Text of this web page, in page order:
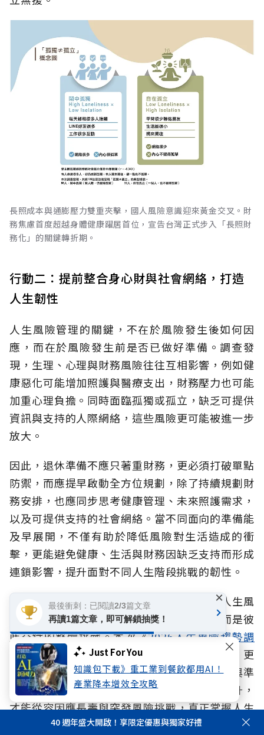
Just For You
知識包下載》重工業到餐飲都用AI！
產業降本增效全攻略
長照成本與通膨壓力雙重夾擊，國人風險意識迎來黃金交叉。財
務焦慮首度超越身體健康躍居首位，宣告台灣正式步入「長照財
務化」的關鍵轉折期。
行動二：提前整合身心財與社會網絡，打造
人生韌性
人生風險管理的關鍵，不在於風險發生後如何因
應，而在於風險發生前是否已做好準備。調查發
現，生理、心理與財務風險往往互相影響，例如健
康惡化可能增加照護與醫療支出，財務壓力也可能
加重心理負擔。同時面臨孤獨或孤立，缺乏可提供
資訊與支持的人際網絡，這些風險更可能被進一步
放大。
因此，退休準備不應只著重財務，更必須打破單點
防禦，而應提早啟動全方位規劃，除了持續規劃財
務安排，也應同步思考健康管理、未來照護需求，
以及可提供支持的社會網絡。當不同面向的準備能
及早展開，不僅有助於降低風險對生活造成的衝
擊，更能避免健康、生活與財務因缺乏支持而形成
連鎖影響，提升面對不同人生階段挑戰的韌性。
面對超高齡社會、少子化與家庭結構改變，人生風
險早已不是生理、心理、財務的單一課題，而是彼
此交織的整體挑戰。本次《2026人生風險趨勢調
查報告》提醒我們，除了落實保障與財務規劃，更
重要的是及早辨識風險、建立完整的社會支持與準
備能力。當風險意識、退休準備與行動同步提升，
才能從容因應長壽與突發風險挑戰，真正掌握人生
主導權。40 週年盛大開啟！享限定優惠與獨家好禮
最後衝刺：已閱讀2/3篇文章
再讀1篇文章，即可解鎖抽獎！
×